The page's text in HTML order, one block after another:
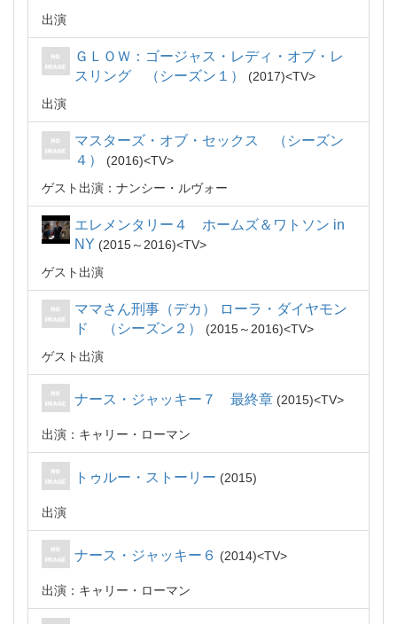
出演
ＧＬＯＷ：ゴージャス・レディ・オブ・レ
スリング （シーズン１）
2017
TV
出演
マスターズ・オブ・セックス （シーズン
４）
2016
TV
ゲスト出演：ナンシー・ルヴォー
エレメンタリー４ ホームズ＆ワトソン in
NY
2015～2016
TV
ゲスト出演
ママさん刑事（デカ） ローラ・ダイヤモン
ド （シーズン２）
2015～2016
TV
ゲスト出演
ナース・ジャッキー７ 最終章 2015 TV
出演：キャリー・ローマン
トゥルー・ストーリー 2015
出演
ナース・ジャッキー６ 2014 TV
出演：キャリー・ローマン